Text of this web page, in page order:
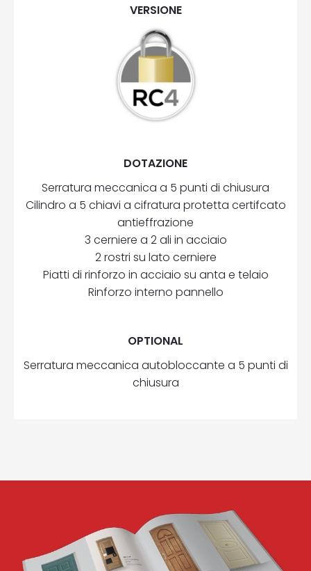
VERSIONE
DOTAZIONE
Serratura meccanica a 5 punti di chiusura
Cilindro a 5 chiavi a cifratura protetta certifcato
antieffrazione
3 cerniere a 2 ali in acciaio
2 rostri su lato cerniere
Piatti di rinforzo in acciaio su anta e telaio
Rinforzo interno pannello
OPTIONAL
Serratura meccanica autobloccante a 5 punti di
chiusura